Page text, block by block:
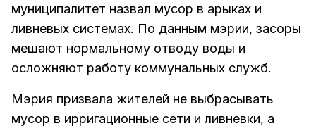
муниципалитет назвал мусор в арыках и
ливневых системах. По данным мэрии, засоры
мешают нормальному отводу воды и
осложняют работу коммунальных служб.
Мэрия призвала жителей не выбрасывать
мусор в ирригационные сети и ливневки, а